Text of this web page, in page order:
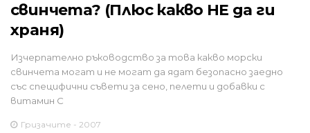
свинчета? (Плюс какво НЕ да ги
храня)
Изчерпателно ръководство за това какво морски
свинчета могат и не могат да ядат безопасно заедно
със специфични съвети за сено, пелети и добавки с
витамин С
Гризачите - 2007